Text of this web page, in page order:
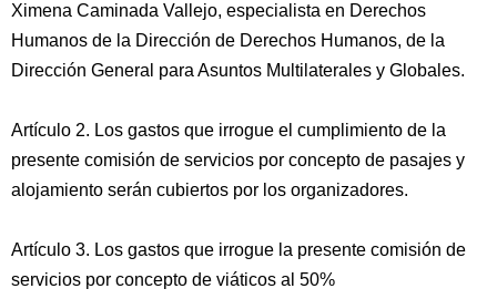
Ximena Caminada Vallejo, especialista en Derechos
Humanos de la Dirección de Derechos Humanos, de la
Dirección General para Asuntos Multilaterales y Globales.
Artículo 2. Los gastos que irrogue el cumplimiento de la
presente comisión de servicios por concepto de pasajes y
alojamiento serán cubiertos por los organizadores.
Artículo 3. Los gastos que irrogue la presente comisión de
servicios por concepto de viáticos al 50%